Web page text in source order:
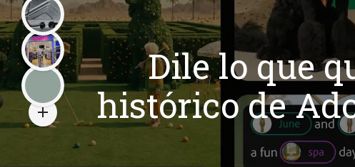
Dile lo que
histórico de